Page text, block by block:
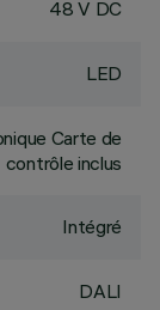
48 V DC
LED
Carte de
contrôle inclus
Intégré
DALI